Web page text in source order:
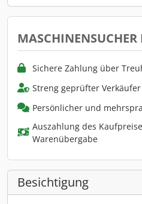
MASCHINENSUCHER
Sichere Zahlung über
Streng geprüfter Verkäufer
Persönlicher und
Auszahlung des
Warenübergabe
Besichtigung